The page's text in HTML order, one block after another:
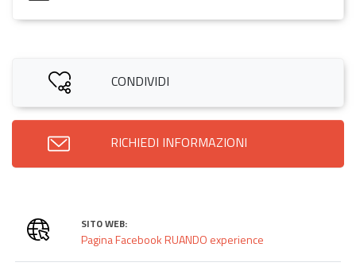
CONDIVIDI
RICHIEDI INFORMAZIONI
SITO WEB:
Pagina Facebook RUANDO experience